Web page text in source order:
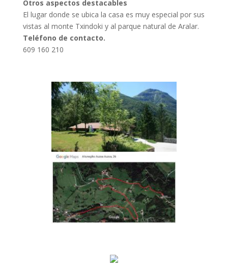
Otros aspectos destacables
El lugar donde se ubica la casa es muy especial por sus
vistas al monte Txindoki y al parque natural de Aralar.
Teléfono de contacto.
609 160 210